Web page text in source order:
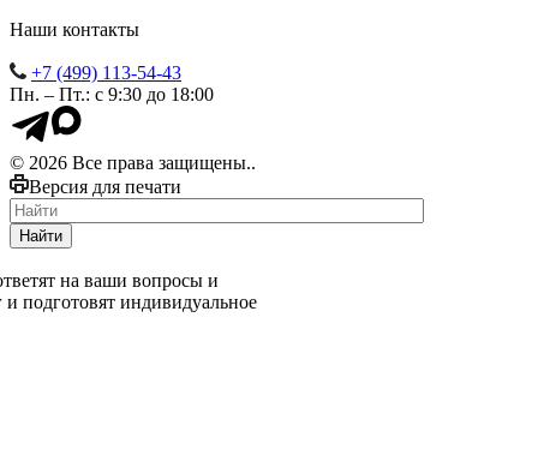
Наши контакты
+7 (499) 113-54-43
Пн. – Пт.: с 9:30 до 18:00
© 2026 Все права защищены..
Версия для печати
Найти
на ваши вопросы и
и подготовят индивидуальное